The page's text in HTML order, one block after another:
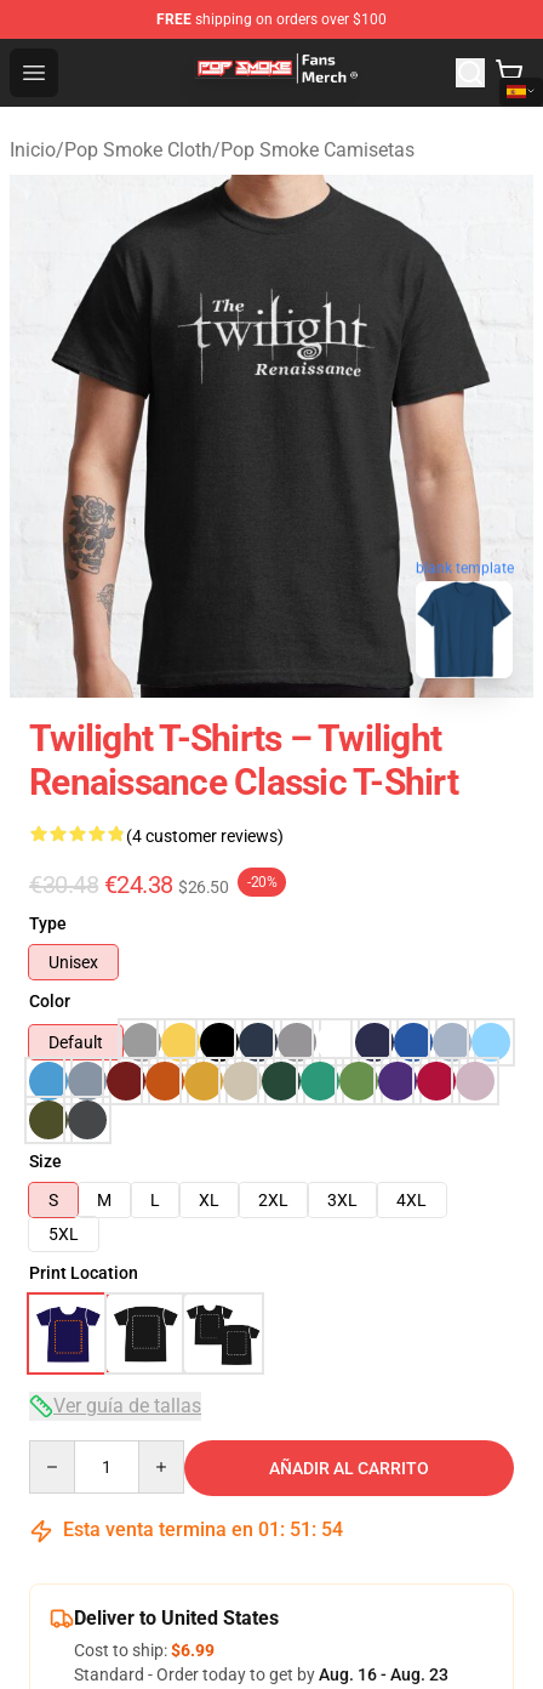
FREE shipping on orders over $100
Open menu
Pop Smoke Store - Official Pop Smoke Merchandise
Inicio/Pop Smoke Cloth/Pop Smoke Camisetas
blank template
Twilight T-Shirts – Twilight
Renaissance Classic T-Shirt
(4 customer reviews)
€30.48 €24.38 $26.50 -20%
Type
Unisex
Color
Default
Size
S
M L XL 2XL 3XL
4XL
5XL
Print Location
Ver guía de tallas
AÑADIR AL CARRITO
Esta venta termina en 01 : 51 : 53
Deliver to United States
Cost to ship:$6.99
Standard - Order today to get byAug. 16 - Aug. 23